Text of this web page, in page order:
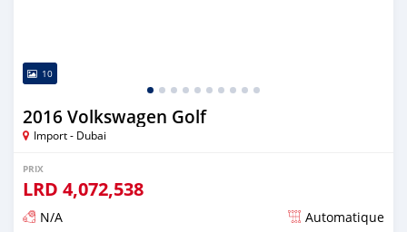
10
2016 Volkswagen Golf
Import - Dubai
PRIX
LRD 4,072,538
N/A Automatique